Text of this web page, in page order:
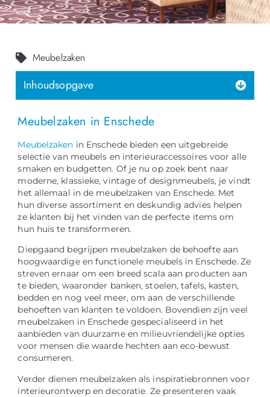
Meubelzaken in Enschede
Meubelzaken in Enschede bieden een uitgebreide
selectie van meubels en interieuraccessoires voor alle
smaken en budgetten. Of je nu op zoek bent naar
moderne, klassieke, vintage of designmeubels, je vindt
het allemaal in de meubelzaken van Enschede. Met
hun diverse assortiment en deskundig advies helpen
ze klanten bij het vinden van de perfecte items om
hun huis te transformeren.
Diepgaand begrijpen meubelzaken de behoefte aan
hoogwaardige en functionele meubels in Enschede. Ze
streven ernaar om een ​​breed scala aan producten aan
te bieden, waaronder banken, stoelen, tafels, kasten,
bedden en nog veel meer, om aan de verschillende
behoeften van klanten te voldoen. Bovendien zijn veel
meubelzaken in Enschede gespecialiseerd in het
aanbieden van duurzame en milieuvriendelijke opties
voor mensen die waarde hechten aan eco-bewust
consumeren.
Verder dienen meubelzaken als inspiratiebronnen voor
interieurontwerp en decoratie. Ze presenteren vaak
Meubelzaken
Inhoudsopgave